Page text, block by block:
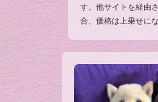
す。他サイトを経由
合、価格は上乗せにな